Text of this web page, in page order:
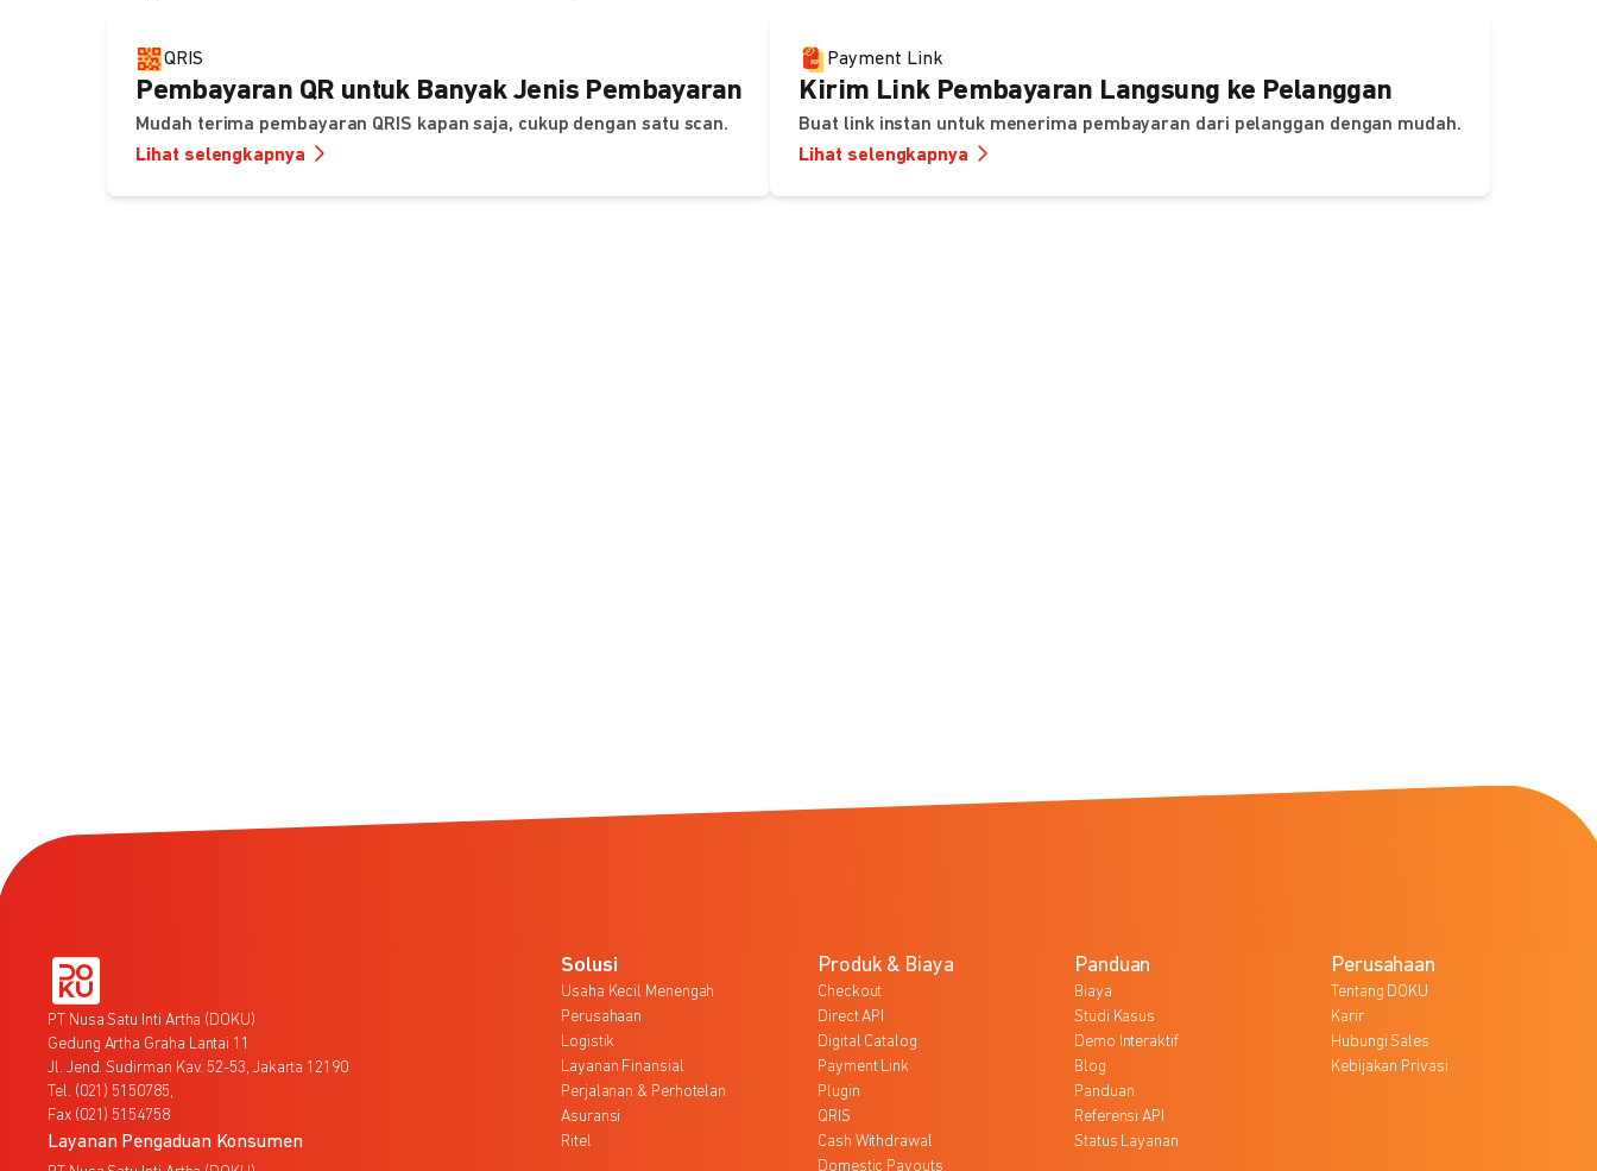
QRIS
Pembayaran QR untuk Banyak Jenis Pembayaran
Mudah terima pembayaran QRIS kapan saja, cukup dengan satu scan.
Lihat selengkapnya
Payment Link
Kirim Link Pembayaran Langsung ke Pelanggan
Buat link instan untuk menerima pembayaran dari pelanggan dengan mudah.
Lihat selengkapnya
PT Nusa Satu Inti Artha (DOKU)
Gedung Artha Graha Lantai 11
Jl. Jend. Sudirman Kav. 52-53, Jakarta 12190
Tel. (021) 5150785,
Fax (021) 5154758
Layanan Pengaduan Konsumen
Solusi
Usaha Kecil Menengah
Perusahaan
Logistik
Layanan Finansial
Perjalanan & Perhotelan
Asuransi
Ritel
Produk & Biaya
Checkout
Direct API
Digital Catalog
Payment Link
Plugin
QRIS
Cash Withdrawal
Domestic Payouts
Panduan
Biaya
Studi Kasus
Demo Interaktif
Blog
Panduan
Referensi API
Status Layanan
Perusahaan
Tentang DOKU
Karir
Hubungi Sales
Kebijakan Privasi